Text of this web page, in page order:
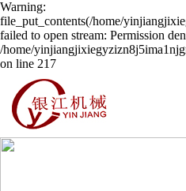
Warning:
file_put_contents(/home/
failed to open stream: Permission
/home/
on line 217